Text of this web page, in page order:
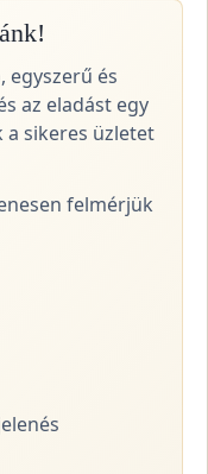
egyszerű és
az eladást egy
a sikeres üzletet
felmérjük